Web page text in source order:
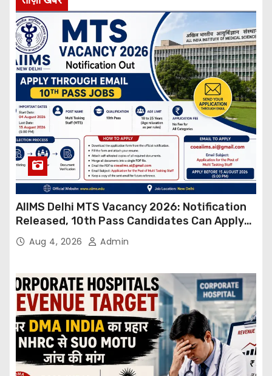
AIIMS Delhi MTS Vacancy 2026: Notification
Released, 10th Pass Candidates Can Apply
Through Email
Aug 4, 2026 Admin